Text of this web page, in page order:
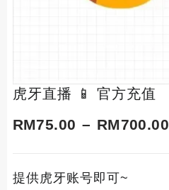
虎牙直播 📱 官方充值
RM75.00 – RM700.00
提供虎牙账号即可~